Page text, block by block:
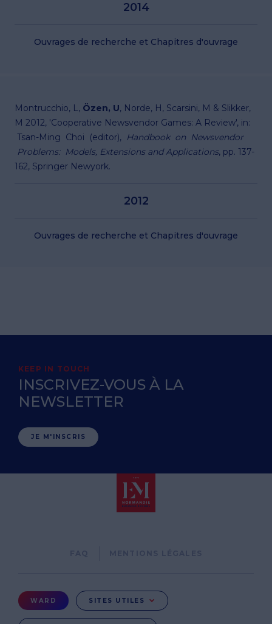
2014
Ouvrages de recherche et Chapitres d'ouvrage
Montrucchio, L, Özen, U, Norde, H, Scarsini, M & Slikker,
M 2012, 'Cooperative Newsvendor Games: A Review', in:
Tsan-Ming Choi (editor), Handbook on Newsvendor
Problems: Models, Extensions and Applications, pp. 137-
162, Springer Newyork.
2012
Ouvrages de recherche et Chapitres d'ouvrage
KEEP IN TOUCH
INSCRIVEZ-VOUS À LA
NEWSLETTER
JE M'INSCRIS
Menu
Ward
WARD SITES UTILES